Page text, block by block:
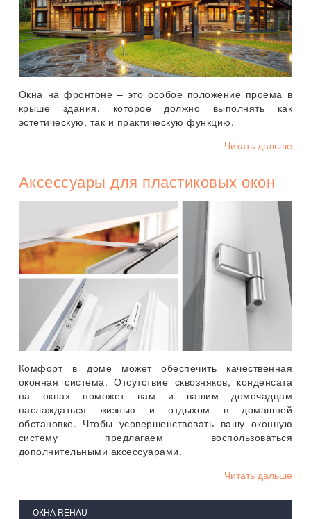
ОКНА REHAU
Окна на фронтоне – это особое положение проема в
крыше здания, которое должно выполнять как
эстетическую, так и практическую функцию.
Читать дальше
Аксессуары для пластиковых окон
Комфорт в доме может обеспечить качественная
оконная система. Отсутствие сквозняков, конденсата
на окнах поможет вам и вашим домочадцам
наслаждаться жизнью и отдыхом в домашней
обстановке. Чтобы усовершенствовать вашу оконную
систему предлагаем воспользоваться
дополнительными аксессуарами.
Читать дальше